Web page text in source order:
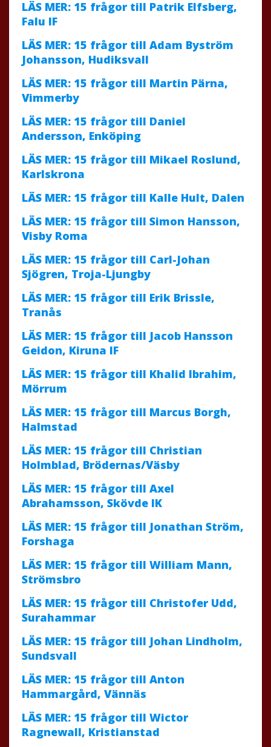
LÄS MER: 15 frågor till Patrik Elfsberg,
Falu IF
LÄS MER: 15 frågor till Adam Byström
Johansson, Hudiksvall
LÄS MER: 15 frågor till Martin Pärna,
Vimmerby
LÄS MER: 15 frågor till Daniel
Andersson, Enköping
LÄS MER: 15 frågor till Mikael Roslund,
Karlskrona
LÄS MER: 15 frågor till Kalle Hult, Dalen
LÄS MER: 15 frågor till Simon Hansson,
Visby Roma
LÄS MER: 15 frågor till Carl-Johan
Sjögren, Troja-Ljungby
LÄS MER: 15 frågor till Erik Brissle,
Tranås
LÄS MER: 15 frågor till Jacob Hansson
Geidon, Kiruna IF
LÄS MER: 15 frågor till Khalid Ibrahim,
Mörrum
LÄS MER: 15 frågor till Marcus Borgh,
Halmstad
LÄS MER: 15 frågor till Christian
Holmblad, Brödernas/Väsby
LÄS MER: 15 frågor till Axel
Abrahamsson, Skövde IK
LÄS MER: 15 frågor till Jonathan Ström,
Forshaga
LÄS MER: 15 frågor till William Mann,
Strömsbro
LÄS MER: 15 frågor till Christofer Udd,
Surahammar
LÄS MER: 15 frågor till Johan Lindholm,
Sundsvall
LÄS MER: 15 frågor till Anton
Hammargård, Vännäs
LÄS MER: 15 frågor till Wictor
Ragnewall, Kristianstad